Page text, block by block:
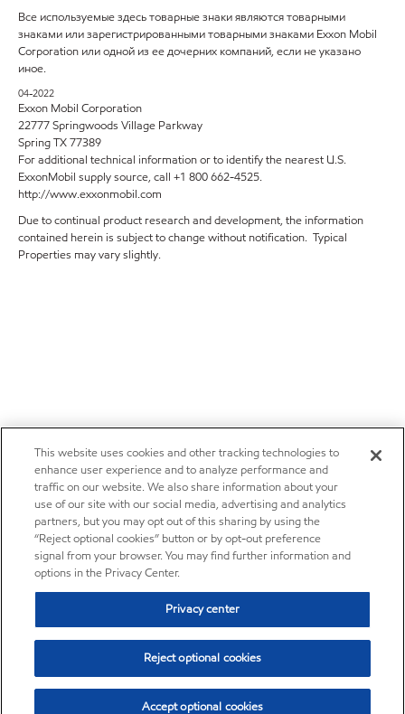
Все используемые здесь товарные знаки являются товарными
знаками или зарегистрированными товарными знаками Exxon Mobil
Corporation или одной из ее дочерних компаний, если не указано
иное.
04-2022
Exxon Mobil Corporation
22777 Springwoods Village Parkway
Spring TX 77389
For additional technical information or to identify the nearest U.S.
ExxonMobil supply source, call +1 800 662-4525.
http://www.exxonmobil.com
Due to continual product research and development, the information
contained herein is subject to change without notification. Typical
Properties may vary slightly.
This website uses cookies and other tracking technologies to
enhance user experience and to analyze performance and
traffic on our website. We also share information about your
use of our site with our social media, advertising and analytics
partners, but you may opt out of this sharing by using the
“Reject optional cookies” button or by opt-out preference
signal from your browser. You may find further information and
options in the Privacy Center.
Privacy center
Reject optional cookies
Accept optional cookies